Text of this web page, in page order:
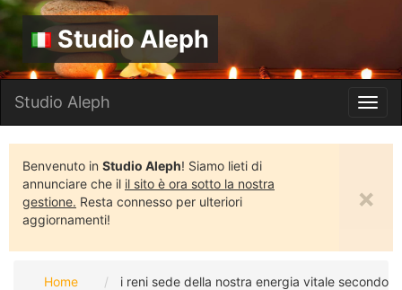
Studio Aleph
Studio Aleph
Benvenuto in Studio Aleph! Siamo lieti di
annunciare che il il sito è ora sotto la nostra
gestione. Resta connesso per ulteriori
aggiornamenti!
×
Home i reni sede della nostra energia vitale secondo